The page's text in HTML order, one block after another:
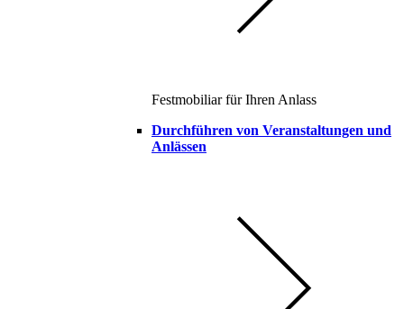
Festmobiliar für Ihren Anlass
Durchführen von Veranstaltungen und
Anlässen